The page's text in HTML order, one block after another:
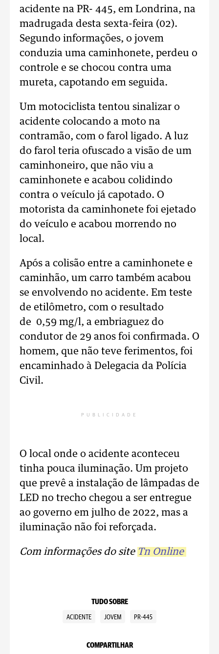
acidente na PR- 445, em Londrina, na
madrugada desta sexta-feira (02).
Segundo informações, o jovem
conduzia uma caminhonete, perdeu o
controle e se chocou contra uma
mureta, capotando em seguida.
Um motociclista tentou sinalizar o
acidente colocando a moto na
contramão, com o farol ligado. A luz
do farol teria ofuscado a visão de um
caminhoneiro, que não viu a
caminhonete e acabou colidindo
contra o veículo já capotado. O
motorista da caminhonete foi ejetado
do veículo e acabou morrendo no
local.
Após a colisão entre a caminhonete e
caminhão, um carro também acabou
se envolvendo no acidente. Em teste
de etilômetro, com o resultado
de 0,59 mg/l, a embriaguez do
condutor de 29 anos foi confirmada. O
homem, que não teve ferimentos, foi
encaminhado à Delegacia da Polícia
Civil.
PUBLICIDADE
O local onde o acidente aconteceu
tinha pouca iluminação. Um projeto
que prevê a instalação de lâmpadas de
LED no trecho chegou a ser entregue
ao governo em julho de 2022, mas a
iluminação não foi reforçada.
Com informações do site Tn Online
TUDO SOBRE
ACIDENTE JOVEM PR-445
COMPARTILHAR